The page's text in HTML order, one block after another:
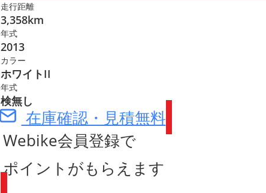
走行距離
3,358km
年式
2013
カラー
ホワイトII
年式
検無し
在庫確認・見積無料
Webike会員登録で
ポイントがもらえます